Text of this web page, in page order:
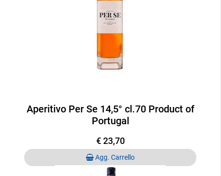
Aperitivo Per Se 14,5° cl.70 Product of
Portugal
€ 23,70
Quantità
Agg. Carrello